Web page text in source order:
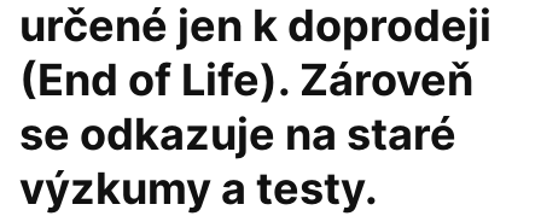
určené jen k doprodeji
(End of Life). Zároveň
se odkazuje na staré
výzkumy a testy.